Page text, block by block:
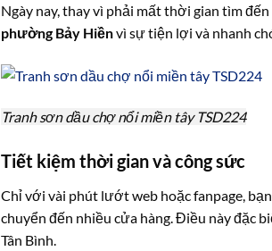
Ngày nay, thay vì phải mất thời gian tìm
phường Bảy Hiềnvì sự tiện lợi và nhanh
Tranh sơn dầu chợ nổi miền tây TSD224
Tiết kiệm thời gian và công sức
Chỉ với vài phút lướt web hoặc fanpage,
chuyển đến nhiều cửa hàng. Điều này đặc
Tân Bình.